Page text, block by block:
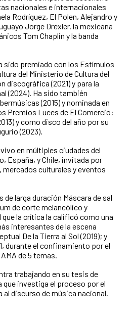
nacionales e internacionales
Rodríguez, El Polen, Alejandro y
Jorge Drexler, la mexicana
Tom Chaplin y la banda
sido premiado con los Estímulos
del Ministerio de Cultura del
discográfica (2021) y para la
(2024). Ha sido también
(2015) y nominada en
Premios Luces de El Comercio:
y como disco del año por su
(2023).
en múltiples ciudades del
España, y Chile, invitada por
culturales y eventos
de larga duración Máscara de sal
de corte melancólico y
la crítica la calificó como una
interesantes de la escena
De la Tierra al Sol (2019); y
durante el confinamiento por el
de 5 temas.
trabajando en su tesis de
investiga el proceso por el
al discurso de música nacional.